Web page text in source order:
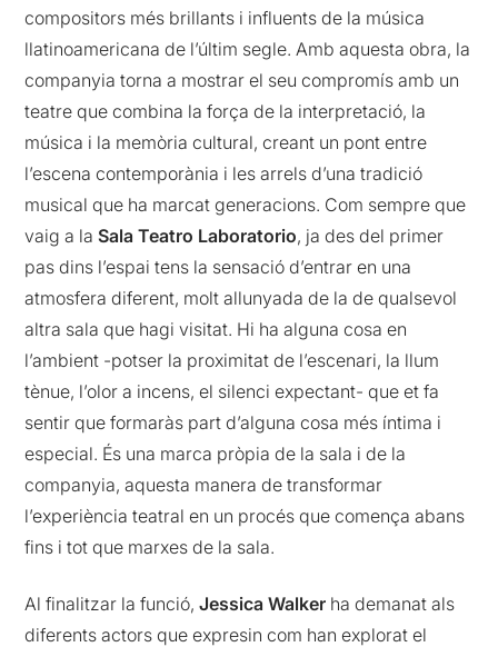
compositors més brillants i influents de la música
llatinoamericana de l’últim segle. Amb aquesta obra, la
companyia torna a mostrar el seu compromís amb un
teatre que combina la força de la interpretació, la
música i la memòria cultural, creant un pont entre
l’escena contemporània i les arrels d’una tradició
musical que ha marcat generacions. Com sempre que
vaig a laSala Teatro Laboratorio, ja des del primer
pas dins l’espai tens la sensació d’entrar en una
atmosfera diferent, molt allunyada de la de qualsevol
altra sala que hagi visitat. Hi ha alguna cosa en
l’ambient -potser la proximitat de l’escenari, la llum
tènue, l’olor a incens, el silenci expectant- que et fa
sentir que formaràs part d’alguna cosa més íntima i
especial. És una marca pròpia de la sala i de la
companyia, aquesta manera de transformar
l’experiència teatral en un procés que comença abans
fins i tot que marxes de la sala.
Al finalitzar la funció,Jessica Walker ha demanat als
diferents actors que expresin com han explorat el